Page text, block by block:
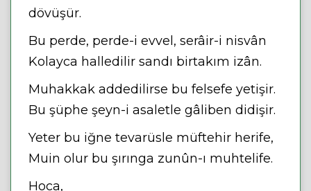
dövüşür.
Bu perde, perde-i evvel, serâir-i nisvân
Kolayca halledilir sandı birtakım izân.
Muhakkak addedilirse bu felsefe yetişir.
Bu şüphe şeyn-i asaletle gâliben didişir.
Yeter bu iğne tevarüsle müftehir herife,
Muin olur bu şırınga zunûn-ı muhtelife.
Hoca,